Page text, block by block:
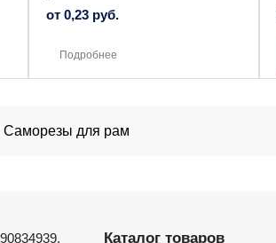
от 0,23 руб.
Подробнее
Саморезы для рам
Каталог товаров